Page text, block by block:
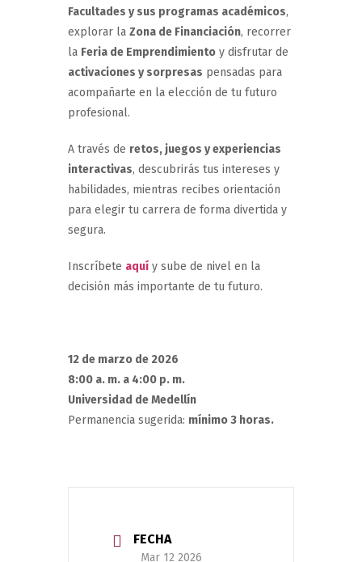
Facultades y sus programas académicos,
explorar la Zona de Financiación, recorrer
la Feria de Emprendimiento y disfrutar de
activaciones y sorpresas pensadas para
acompañarte en la elección de tu futuro
profesional.
A través de retos, juegos y experiencias
interactivas, descubrirás tus intereses y
habilidades, mientras recibes orientación
para elegir tu carrera de forma divertida y
segura.
Inscríbete aquí y sube de nivel en la
decisión más importante de tu futuro.
12 de marzo de 2026
8:00 a. m. a 4:00 p. m.
Universidad de Medellín
Permanencia sugerida: mínimo 3 horas.
FECHA
Mar 12 2026